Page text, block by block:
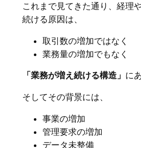
これまで見てきた通り、経理
続ける原因は、
取引数の増加ではなく
業務量の増加でもなく
「業務が増え続ける構造」 に
そしてその背景には、
事業の増加
管理要求の増加
データ未整備